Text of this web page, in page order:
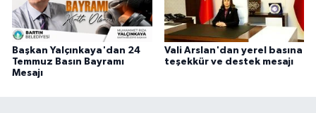
Başkan Yalçınkaya'dan 24
Temmuz Basın Bayramı
Mesajı
Vali Arslan'dan yerel basına
teşekkür ve destek mesajı